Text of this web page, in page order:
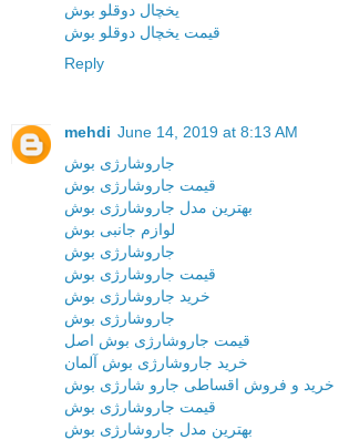
یخچال دوقلو بوش
قیمت یخچال دوقلو بوش
Reply
mehdi June 14, 2019 at 8:13 AM
جاروشارژی بوش
قیمت جاروشارژی بوش
بهترین مدل جاروشارژی بوش
لوازم جانبی بوش
جاروشارژی بوش
قیمت جاروشارژی بوش
خرید جاروشارژی بوش
جاروشارژی بوش
قیمت جاروشارژی بوش اصل
خرید جاروشارژی بوش آلمان
خرید و فروش اقساطی جارو شارژی بوش
قیمت جاروشارژی بوش
بهترین مدل جاروشارژی بوش